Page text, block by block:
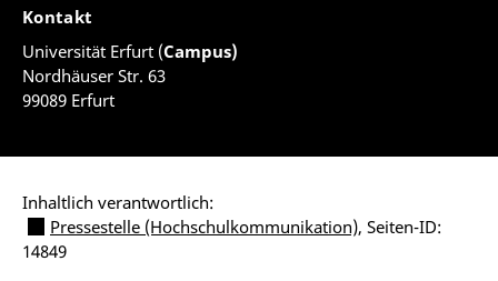
Kontakt
Universität Erfurt (Campus)
Nordhäuser Str. 63
99089 Erfurt
Inhaltlich verantwortlich:
Pressestelle (Hochschulkommunikation), Seiten-ID:
14849